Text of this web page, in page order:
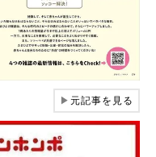
▶元記事を見る